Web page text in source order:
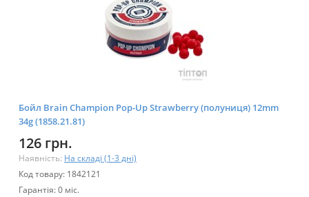
Бойл Brain Champion Pop-Up Strawberry (полуниця) 12mm
34g (1858.21.81)
126 грн.
Наявність: На складі (1-3 дні)
Код товару: 1842121
Гарантія: 0 міс.